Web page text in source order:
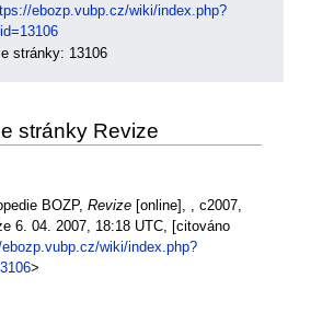
ebozp.vubp.cz/wiki/index.php?
stránky: 13106
stránky Revize
BOZP, Revize[online], , c2007,
6. 04. 2007, 18:18 UTC, [citováno
wiki/index.php?
>